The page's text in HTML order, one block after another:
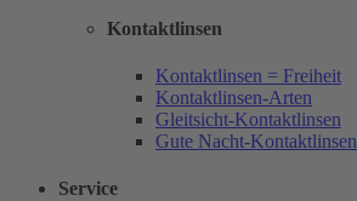
Kontaktlinsen
Kontaktlinsen = Freiheit
Kontaktlinsen-Arten
Gleitsicht-Kontaktlinsen
Gute Nacht-Kontaktlinsen
Service